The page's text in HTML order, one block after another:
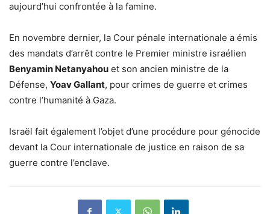
aujourd’hui confrontée à la famine.
En novembre dernier, la Cour pénale internationale a émis
des mandats d’arrêt contre le Premier ministre israélien
Benyamin Netanyahou et son ancien ministre de la
Défense, Yoav Gallant, pour crimes de guerre et crimes
contre l’humanité à Gaza.
Israël fait également l’objet d’une procédure pour génocide
devant la Cour internationale de justice en raison de sa
guerre contre l’enclave.